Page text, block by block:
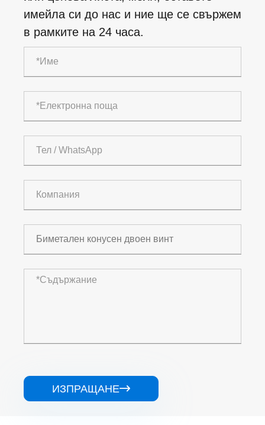
имейла си до нас и ние ще се свържем
в рамките на 24 часа.
ИЗПРАЩАНЕ